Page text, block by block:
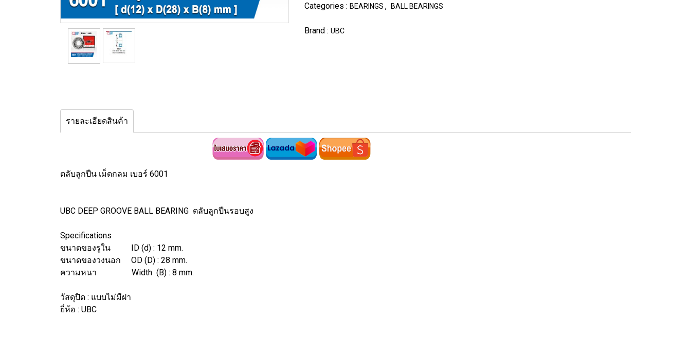
Categories : BEARINGS , BALL BEARINGS
Brand : UBC
รายละเอียดสินค้า
ตลับลูกปืน เม็ดกลม เบอร์ 6001
UBC DEEP GROOVE BALL BEARING ตลับลูกปืนรอบสูง
Specifications
ขนาดของรูใน ID (d) : 12 mm.
ขนาดของวงนอก OD (D) : 28 mm.
ความหนา Width (B) : 8 mm.
วัสดุปิด : แบบไม่มีฝา
ยี่ห้อ : UBC